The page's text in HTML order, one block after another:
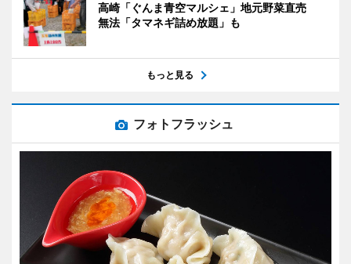
高崎「ぐんま青空マルシェ」地元野菜直売
無法「タマネギ詰め放題」も
もっと見る
フォトフラッシュ